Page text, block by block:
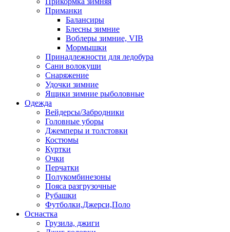
Приманки
Балансиры
Блесны зимние
Воблеры зимние, VIB
Мормышки
Принадлежности для ледобура
Сани волокуши
Снаряжение
Удочки зимние
Ящики зимние рыболовные
Одежда
Вейдерсы/Забродники
Головные уборы
Джемперы и толстовки
Костюмы
Куртки
Очки
Перчатки
Полукомбинезоны
Пояса разгрузочные
Рубашки
Футболки,Джерси,Поло
Оснастка
Грузила, джиги